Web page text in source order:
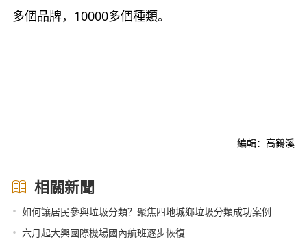
多個品牌，10000多個種類。
編輯：高鶴溪
相關新聞
• 如何讓居民參與垃圾分類？聚焦四地城鄉垃圾分類成功案例
• 六月起大興國際機場國內航班逐步恢復